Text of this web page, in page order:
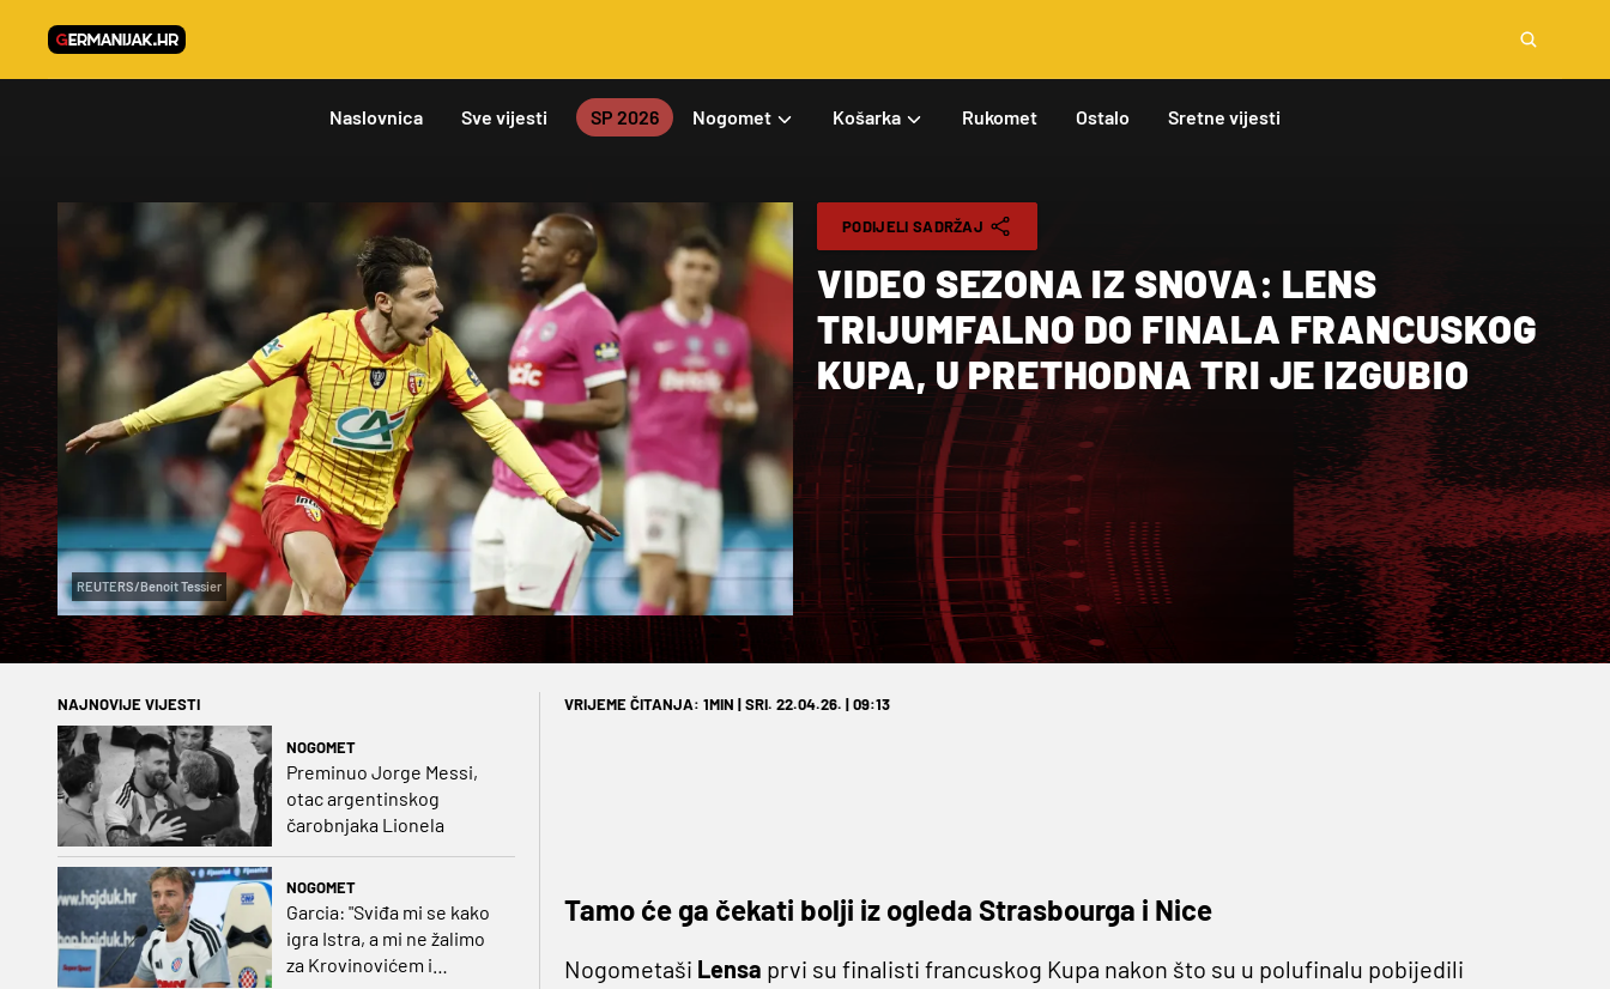
Naslovnica Sve vijesti SP 2026 Nogomet Košarka Rukomet Ostalo Sretne vijesti
REUTERS/Benoit Tessier
PODIJELI SADRŽAJ
VIDEO SEZONA IZ SNOVA: LENS
TRIJUMFALNO DO FINALA FRANCUSKOG
KUPA, U PRETHODNA TRI JE IZGUBIO
NAJNOVIJE VIJESTI
NOGOMET
Preminuo Jorge Messi,
otac argentinskog
čarobnjaka Lionela
NOGOMET
Garcia: "Sviđa mi se kako
igra Istra, a mi ne žalimo
za Krovinovićem i
VRIJEME ČITANJA: 1MIN | SRI. 22.04.26. | 09:13
Tamo će ga čekati bolji iz ogleda Strasbourga i Nice
Nogometaši Lensa prvi su finalisti francuskog Kupa nakon što su u polufinalu pobijedili